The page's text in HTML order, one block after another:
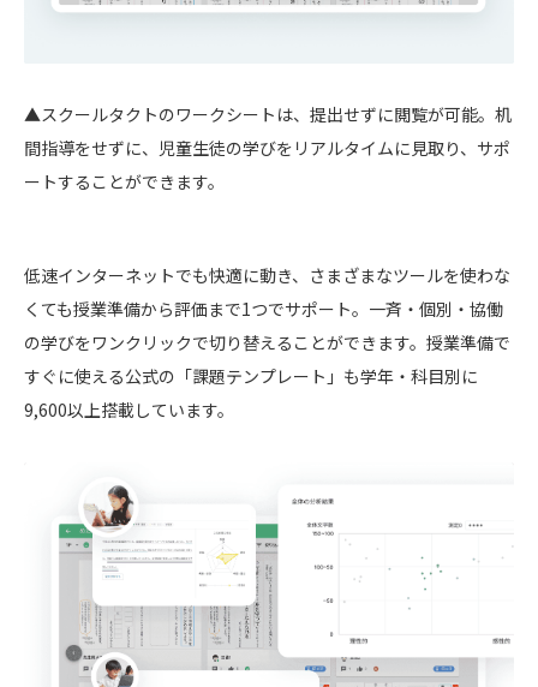
▲スクールタクトのワークシートは、提出せずに閲覧が可能。机
間指導をせずに、児童生徒の学びをリアルタイムに見取り、サポ
ートすることができます。
低速インターネットでも快適に動き、さまざまなツールを使わな
くても授業準備から評価まで1つでサポート。一斉・個別・協働
の学びをワンクリックで切り替えることができます。授業準備で
すぐに使える公式の「課題テンプレート」も学年・科目別に
9,600以上搭載しています。